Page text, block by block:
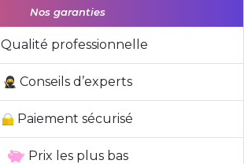
Nos garanties
Qualité professionnelle
Conseils d’experts
Paiement sécurisé
Prix les plus bas